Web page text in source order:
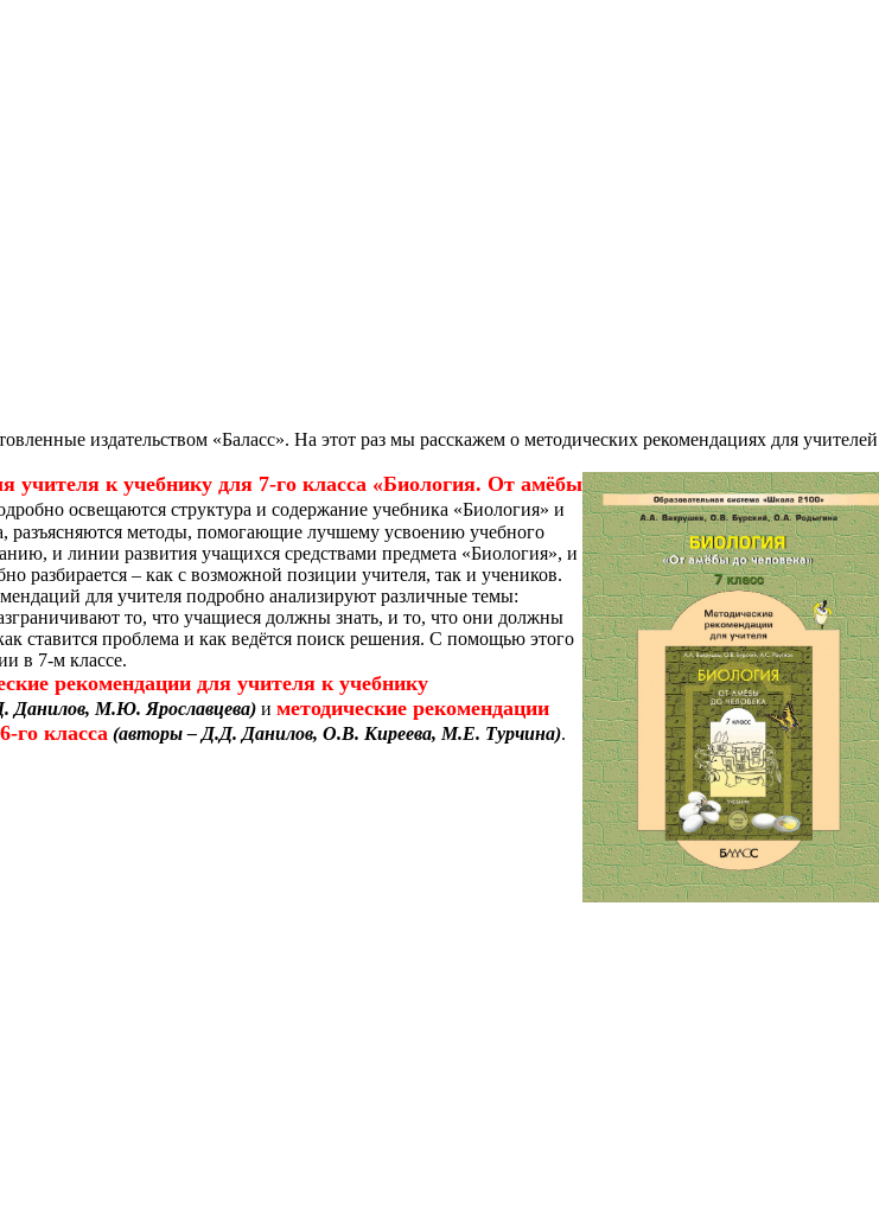
издательством «Баласс». На этот раз мы расскажем о методических рекомендациях для учителей
учителя к учебнику для 7-го класса «Биология. От амёбы
освещаются структура и содержание учебника «Биология» и
разъясняются методы, помогающие лучшему усвоению учебного
и линии развития учащихся средствами предмета «Биология», и
разбирается – как с возможной позиции учителя, так и учеников.
для учителя подробно анализируют различные темы:
то, что учащиеся должны знать, и то, что они должны
ставится проблема и как ведётся поиск решения. С помощью этого
в 7-м классе.
рекомендации для учителя к учебнику
Данилов, М.Ю. Ярославцева) и методические рекомендации
го класса (авторы – Д.Д. Данилов, О.В. Киреева, М.Е. Турчина).